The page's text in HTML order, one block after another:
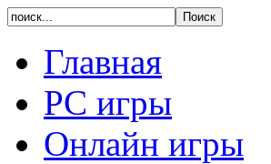
Главная
PC игры
Онлайн игры